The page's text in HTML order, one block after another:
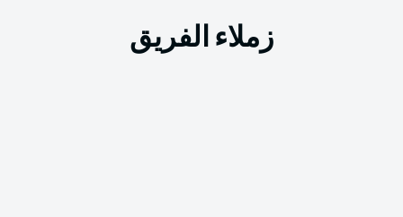
زملاء الفريق